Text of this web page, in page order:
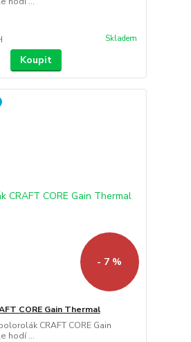
Skladem
Koupit
- 7 %
CORE Gain Thermal
CRAFT CORE Gain
hodí ...